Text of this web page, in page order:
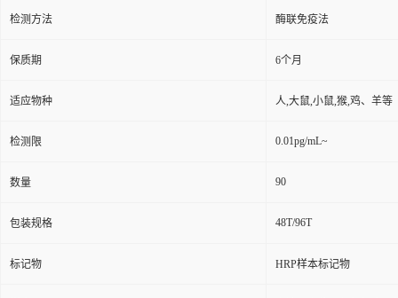
检测方法 酶联免疫法
保质期 6个月
适应物种 人,大鼠,小鼠,猴,鸡、羊等
检测限 0.01pg/mL~
数量 90
包装规格 48T/96T
标记物 HRP样本标记物